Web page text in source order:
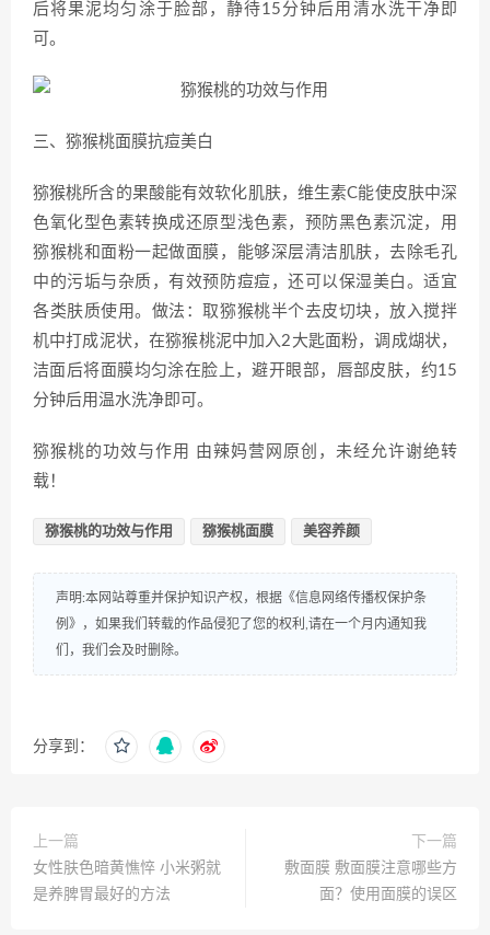
后将果泥均匀涂于脸部，静待15分钟后用清水洗干净即
可。
三、猕猴桃面膜抗痘美白
猕猴桃所含的果酸能有效软化肌肤，维生素C能使皮肤中深
色氧化型色素转换成还原型浅色素，预防黑色素沉淀，用
猕猴桃和面粉一起做面膜，能够深层清洁肌肤，去除毛孔
中的污垢与杂质，有效预防痘痘，还可以保湿美白。适宜
各类肤质使用。做法：取猕猴桃半个去皮切块，放入搅拌
机中打成泥状，在猕猴桃泥中加入2大匙面粉，调成煳状，
洁面后将面膜均匀涂在脸上，避开眼部，唇部皮肤，约15
分钟后用温水洗净即可。
猕猴桃的功效与作用 由辣妈营网原创，未经允许谢绝转
载！
猕猴桃的功效与作用 猕猴桃面膜 美容养颜
声明:本网站尊重并保护知识产权，根据《信息网络传播权保护条
例》，如果我们转载的作品侵犯了您的权利,请在一个月内通知我
们，我们会及时删除。
分享到：
上一篇
女性肤色暗黄憔悴 小米粥就
是养脾胃最好的方法
下一篇
敷面膜 敷面膜注意哪些方
面？使用面膜的误区